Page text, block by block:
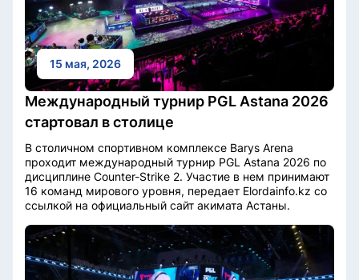
15 мая, 2026
Международный турнир PGL Astana 2026
стартовал в столице
В столичном спортивном комплексе Barys Arena
проходит международный турнир PGL Astana 2026 по
дисциплине Counter-Strike 2. Участие в нем принимают
16 команд мирового уровня, передает Elordainfo.kz со
ссылкой на официальный сайт акимата Астаны.